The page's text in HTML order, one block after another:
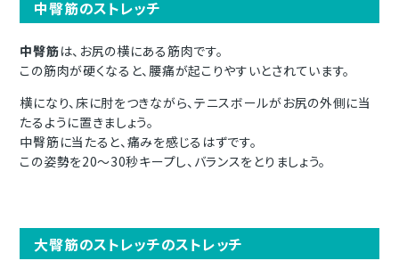
中臀筋のストレッチ
中臀筋は、お尻の横にある筋肉です。
この筋肉が硬くなると、腰痛が起こりやすいとされています。
横になり、床に肘をつきながら、テニスボールがお尻の外側に当
たるように置きましょう。
中臀筋に当たると、痛みを感じるはずです。
この姿勢を20〜30秒キープし、バランスをとりましょう。
大臀筋のストレッチのストレッチ